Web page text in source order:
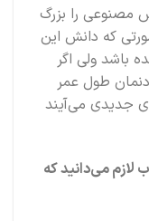
مصنوعی را بزرگ
که دانش این
باشد ولی اگر
طول عمر
جدیدی می‌آیند
لازم می‌دانید که